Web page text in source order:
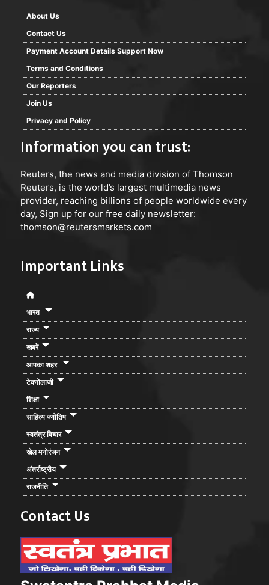
अब सबसे बड़ा सवाल यह उठ रहा है कि जब पुनः विवेचना में यह
स्पष्ट हो चुका है कि मामला दुर्घटना नहीं बल्कि हत्या का है, तो क्या
पुलिस फरार आरोपियों को गिरफ्तार कर कठोर कार्रवाई करेगी, या
फिर यह मामला भी जांच और आरोपों के बीच उलझा रह जाएगा।
जिसके क्रम में परिजनों ने पुलिस अधीक्षक का ध्यान आकृष्ट कराते
हुए तत्काल गिरफ्तार करने की मांग किया है।
About Us
Contact Us
Payment Account Details Support Now
Terms and Conditions
Our Reporters
Join Us
Privacy and Policy
Information you can trust:
Reuters, the news and media division of Thomson
Reuters, is the world’s largest multimedia news
provider, reaching billions of people worldwide every
day, Sign up for our free daily newsletter:
thomson@reutersmarkets.com
Important Links
भारत
राज्य
खबरें
आपका शहर
टेक्नोलाजी
शिक्षा
साहित्य ज्योतिष
स्वतंत्र विचार
खेल मनोरंजन
अंतर्राष्ट्रीय
राजनीति
Contact Us